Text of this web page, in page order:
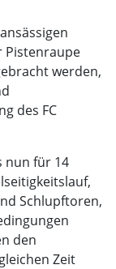
Pistenraupe
werden,
des FC
nun für 14
Schlupftoren,
den
Zeit